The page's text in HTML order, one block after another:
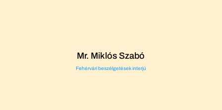
Mr. Miklós Szabó
Fehérvári beszélgetések interjú